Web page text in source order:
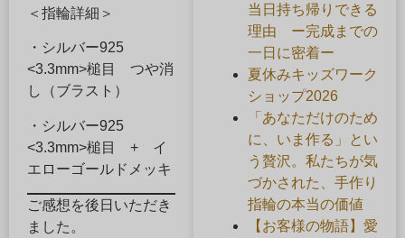
＜指輪詳細＞
・シルバー925
<3.3mm>槌目 つや消
し（ブラスト）
・シルバー925
<3.3mm>槌目 + イ
エローゴールドメッキ
ご感想を後日いただき
ました。
当日持ち帰りできる
理由 ー完成までの
一日に密着ー
夏休みキッズワーク
ショップ2026
「あなただけのため
に、いま作る」とい
う贅沢。私たちが気
づかされた、手作り
指輪の本当の価値
【お客様の物語】愛